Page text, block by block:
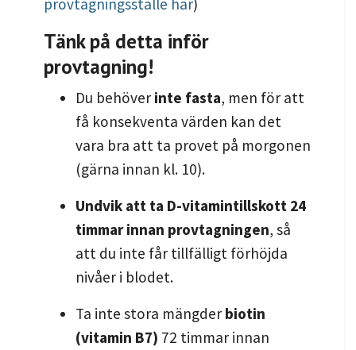
Tänk på detta inför
provtagning!
Du behöver inte fasta, men för att
få konsekventa värden kan det
vara bra att ta provet på morgonen
(gärna innan kl. 10).
Undvik att ta D-vitamintillskott 24
timmar innan provtagningen, så
att du inte får tillfälligt förhöjda
nivåer i blodet.
Ta inte stora mängder biotin
(vitamin B7) 72 timmar innan